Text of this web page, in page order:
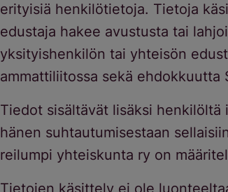
erityisiä henkilötietoja. Tietoja
edustaja hakee avustusta tai
yksityishenkilön tai yhteisön
ammattiliitossa sekä ehdokkuutta
Tiedot sisältävät lisäksi
hänen suhtautumisestaan
reilumpi yhteiskunta ry on
Tietojen käsittely ei ole